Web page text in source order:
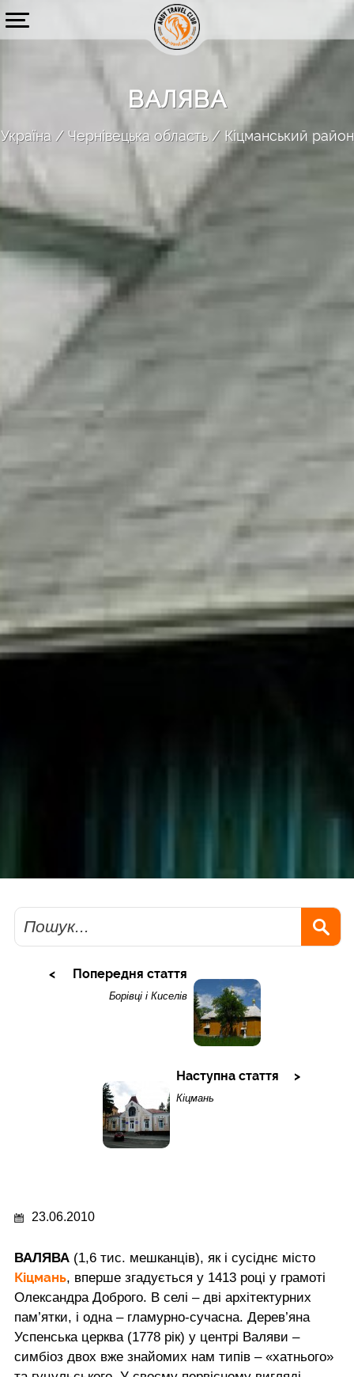
ВАЛЯВА
Україна Чернівецька область Кіцманський район
Пошук
Попередня стаття
Борівці і Киселів
Наступна стаття
Кіцмань
23.06.2010
ВАЛЯВА (1,6 тис. мешканців), як і сусіднє місто
Кіцмань, вперше згадується у 1413 році у грамоті
Олександра Доброго. В селі – дві архітектурних
пам’ятки, і одна – гламурно-сучасна. Дерев’яна
Успенська церква (1778 рік) у центрі Валяви –
симбіоз двох вже знайомих нам типів – «хатнього»